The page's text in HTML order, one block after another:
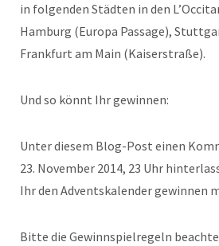
in folgenden Städten in den
Hamburg (Europa Passage),
Frankfurt am Main (Kaiserstraße).
Und so könnt Ihr gewinnen:
Unter diesem Blog-Post einen
23. November 2014, 23 Uhr
Ihr den Adventskalender gewinnen
Bitte die Gewinnspielregeln